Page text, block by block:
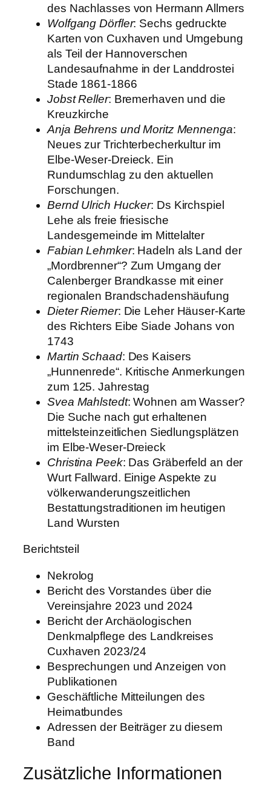
des Nachlasses von Hermann Allmers
Wolfgang Dörfler: Sechs gedruckte
Karten von Cuxhaven und Umgebung
als Teil der Hannoverschen
Landesaufnahme in der Landdrostei
Stade 1861-1866
Jobst Reller: Bremerhaven und die
Kreuzkirche
Anja Behrens und Moritz Mennenga:
Neues zur Trichterbecherkultur im
Elbe-Weser-Dreieck. Ein
Rundumschlag zu den aktuellen
Forschungen.
Bernd Ulrich Hucker: Ds Kirchspiel
Lehe als freie friesische
Landesgemeinde im Mittelalter
Fabian Lehmker: Hadeln als Land der
„Mordbrenner“? Zum Umgang der
Calenberger Brandkasse mit einer
regionalen Brandschadenshäufung
Dieter Riemer: Die Leher Häuser-Karte
des Richters Eibe Siade Johans von
1743
Martin Schaad: Des Kaisers
„Hunnenrede“. Kritische Anmerkungen
zum 125. Jahrestag
Svea Mahlstedt: Wohnen am Wasser?
Die Suche nach gut erhaltenen
mittelsteinzeitlichen Siedlungsplätzen
im Elbe-Weser-Dreieck
Christina Peek: Das Gräberfeld an der
Wurt Fallward. Einige Aspekte zu
völkerwanderungszeitlichen
Bestattungstraditionen im heutigen
Land Wursten
Berichtsteil
Nekrolog
Bericht des Vorstandes über die
Vereinsjahre 2023 und 2024
Bericht der Archäologischen
Denkmalpflege des Landkreises
Cuxhaven 2023/24
Besprechungen und Anzeigen von
Publikationen
Geschäftliche Mitteilungen des
Heimatbundes
Adressen der Beiträger zu diesem
Band
Zusätzliche Informationen